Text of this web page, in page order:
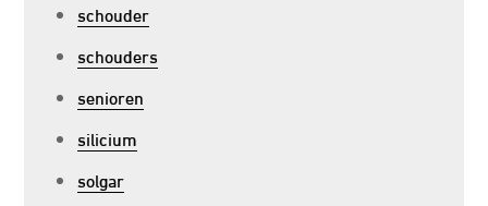
schouder
schouders
senioren
silicium
solgar